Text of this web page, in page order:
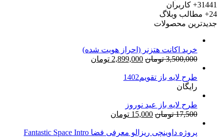
31441+
کاربران
24+
مطالب وبلاگ
جدیدترین محصولات
خرید اکانت هتزنر (احراز هویت شده)
3,500,000 تومان قیمت
2,899,000 تومان
طرح لایه باز تقویم1402
رایگان
طرح لایه باز عید نوروز
17,500 تومان قیمت
17,500 تومان
15,000 تومان
15,000 تومان.
پروژه داوینچی ریزالو معرفی فضا Fantastic Space Intro